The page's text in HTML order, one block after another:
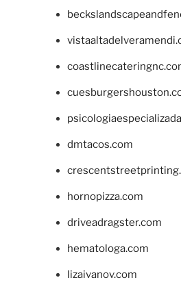
dmtacos.com
hornopizza.com
driveadragster.com
hematologa.com
lizaivanov.com